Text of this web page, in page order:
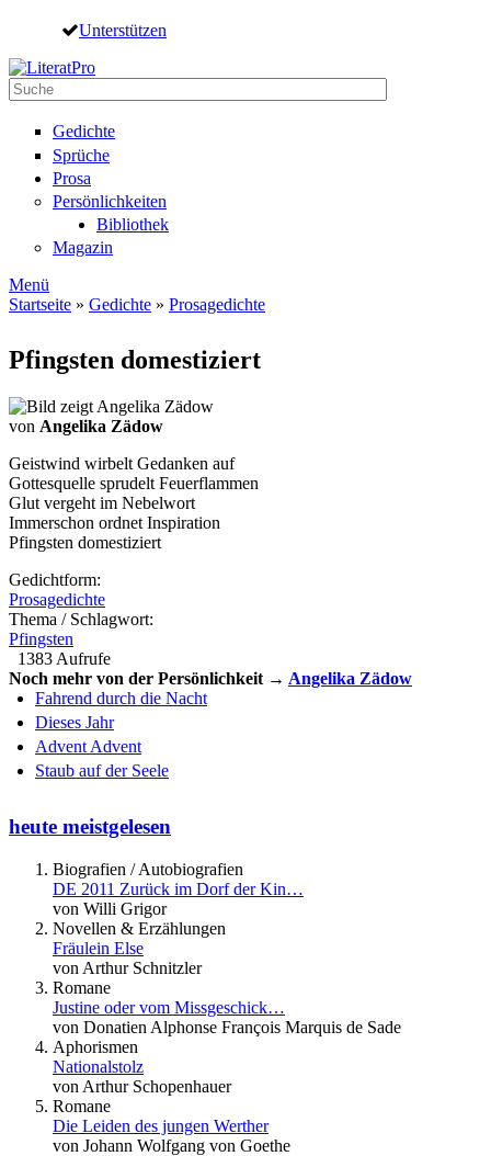
Direkt zum Inhalt
Unterstützen
Suche
Gedichte
Sprüche
Prosa
Persönlichkeiten
Bibliothek
Magazin
Menü
Startseite » Gedichte » Prosagedichte
Pfingsten domestiziert
von Angelika Zädow
Geistwind wirbelt Gedanken auf
Gottesquelle sprudelt Feuerflammen
Glut vergeht im Nebelwort
Immerschon ordnet Inspiration
Pfingsten domestiziert
Gedichtform:
Prosagedichte
Thema / Schlagwort:
Pfingsten
1383 Aufrufe
Noch mehr von der Persönlichkeit → Angelika Zädow
Fahrend durch die Nacht
Dieses Jahr
Advent Advent
Staub auf der Seele
heute meistgelesen
Biografien / Autobiografien
DE 2011 Zurück im Dorf der Kin…
von Willi Grigor
Novellen & Erzählungen
Fräulein Else
von Arthur Schnitzler
Romane
Justine oder vom Missgeschick…
von Donatien Alphonse François Marquis de Sade
Aphorismen
Nationalstolz
von Arthur Schopenhauer
Romane
Die Leiden des jungen Werther
von Johann Wolfgang von Goethe